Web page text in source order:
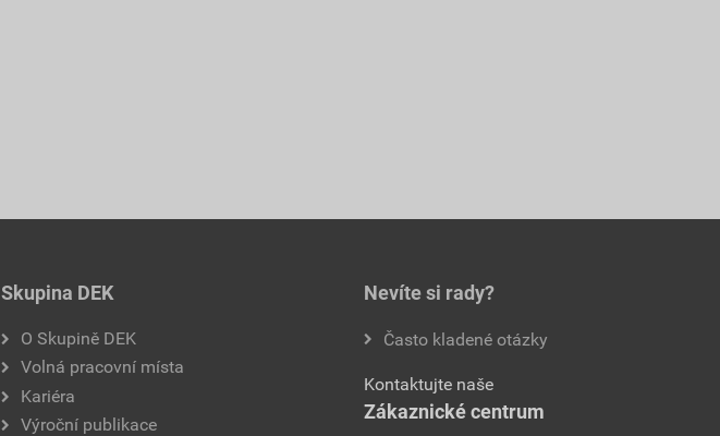
Skupina DEK
O Skupině DEK
Volná pracovní místa
Kariéra
Výroční publikace
Nevíte si rady?
Často kladené otázky
Kontaktujte naše
Zákaznické centrum